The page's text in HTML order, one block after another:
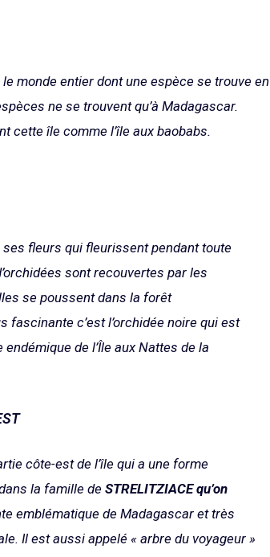
monde entier dont une espèce se trouve en
ne se trouvent qu’à Madagascar.
cette île comme l’île aux baobabs.
fleurs qui fleurissent pendant toute
sont recouvertes par les
se poussent dans la forêt
c’est l’orchidée noire qui est
de l’Île aux Nattes de la
côte-est de l’île qui a une forme
la famille de STRELITZIACE qu’on
emblématique de Madagascar et très
Il est aussi appelé « arbre du voyageur »